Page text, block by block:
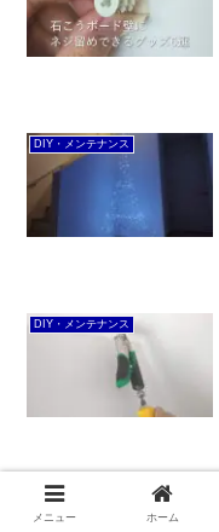
DIY・メンテナンス
DIY・メンテナンス
DIY・メンテナンス
メニュー ホーム